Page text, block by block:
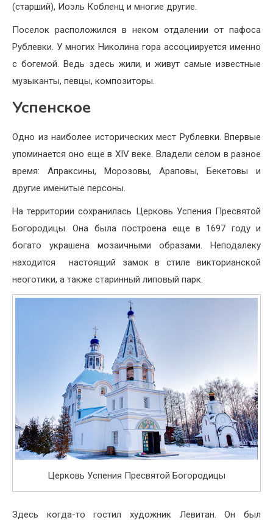
(старший), Иоэль Кобленц и многие другие.
Поселок расположился в неком отдалении от пафоса
Рублевки. У многих Николина гора ассоциируется именно
с богемой. Ведь здесь жили, и живут самые известные
музыканты, певцы, композиторы.
Успенское
Одно из наиболее исторических мест Рублевки. Впервые
упоминается оно еще в XIV веке. Владели селом в разное
время: Апраксины, Морозовы, Араповы, Бекетовы и
другие именитые персоны.
На территории сохранилась Церковь Успения Пресвятой
Богородицы. Она была построена еще в 1697 году и
богато украшена мозаичными образами. Неподалеку
находится настоящий замок в стиле викторианской
неоготики, а также старинный липовый парк.
Церковь Успения Пресвятой Богородицы
Здесь когда-то гостил художник Левитан. Он был